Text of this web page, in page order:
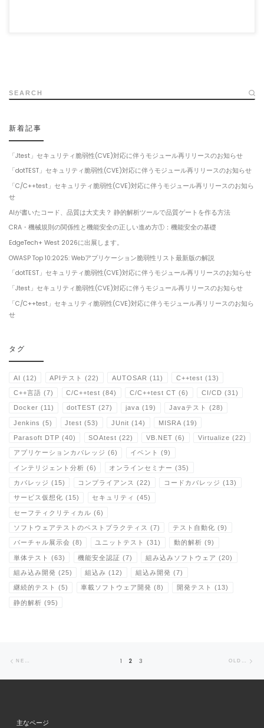
SEARCH
新着記事
「Jtest」セキュリティ脆弱性(CVE)対応に伴うモジュール再リリースのお知らせ
「dotTEST」セキュリティ脆弱性(CVE)対応に伴うモジュール再リリースのお知らせ
「C/C++test」セキュリティ脆弱性(CVE)対応に伴うモジュール再リリースのお知ら
せ
AIが書いたコード、品質は大丈夫？ 静的解析ツールで品質ゲートを作る方法
CRA・機械規則の関係性と機能安全の正しい進め方①：機能安全の基礎
EdgeTech+ West 2026に出展します。
OWASP Top 10:2025: Webアプリケーション脆弱性リスト最新版の解説
「dotTEST」セキュリティ脆弱性(CVE)対応に伴うモジュール再リリースのお知らせ
「Jtest」セキュリティ脆弱性(CVE)対応に伴うモジュール再リリースのお知らせ
「C/C++test」セキュリティ脆弱性(CVE)対応に伴うモジュール再リリースのお知ら
せ
タグ
AI (12) APIテスト (22) AUTOSAR (11) C++test (13)
C++言語 (7) C/C++test (84) C/C++test CT (6) CI/CD (31)
Docker (11) dotTEST (27) java (19) Javaテスト (28)
Jenkins (5) Jtest (53) JUnit (14) MISRA(19)
Parasoft DTP (40) SOAtest (22) VB.NET (6) Virtualize (22)
アプリケーションカバレッジ (6) イベント (9)
インテリジェント分析 (6) オンラインセミナー (35)
カバレッジ (15) コンプライアンス (22) コードカバレッジ (13)
サービス仮想化 (15) セキュリティ (45)
セーフティクリティカル (6)
ソフトウェアテストのベストプラクティス (7) テスト自動化 (9)
バーチャル展示会 (8) ユニットテスト (31) 動的解析 (9)
単体テスト (63) 機能安全認証 (7) 組み込みソフトウェア (20)
組み込み開発 (25) 組込み (12) 組込み開発 (7)
継続的テスト (5) 車載ソフトウェア開発 (8) 開発テスト (13)
静的解析 (95)
Posts navigation
NEWER POSTS 1 2 3 OLDER POSTS
主なページ